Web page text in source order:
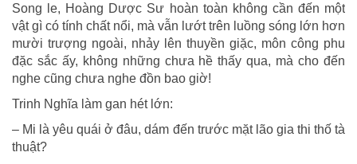
Song le, Hoàng Dược Sư hoàn toàn không cần đến một
vật gì có tính chất nổi, mà vẫn lướt trên luồng sóng lớn hơn
mười trượng ngoài, nhảy lên thuyền giặc, môn công phu
đặc sắc ấy, không những chưa hề thấy qua, mà cho đến
nghe cũng chưa nghe đồn bao giờ!
Trinh Nghĩa làm gan hét lớn:
– Mi là yêu quái ở đâu, dám đến trước mặt lão gia thi thố tà
thuật?